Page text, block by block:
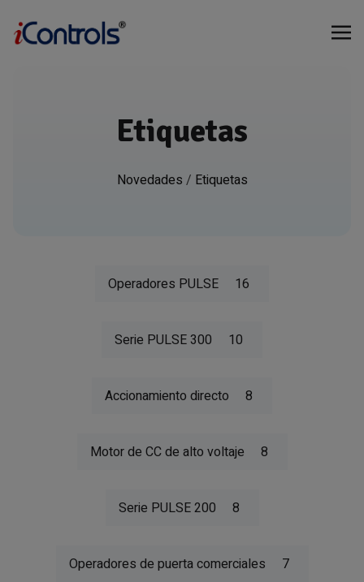
Etiquetas
Novedades / Etiquetas
Operadores PULSE 16
Serie PULSE 300 10
Accionamiento directo 8
Motor de CC de alto voltaje 8
Serie PULSE 200 8
Operadores de puerta comerciales 7